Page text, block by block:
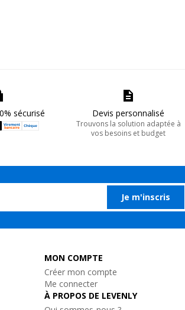
sécurisé Devis personnalisé
Trouvons la solution adaptée à
vos besoins et budget
Je m'inscris
MON COMPTE
Créer mon compte
Me connecter
À PROPOS DE LEVENLY